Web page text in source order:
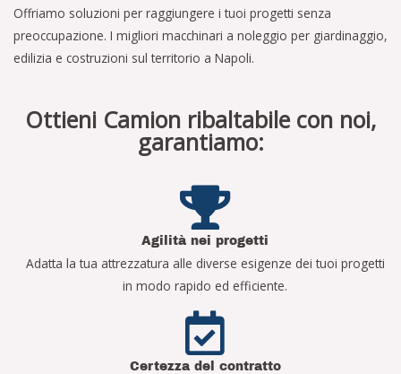
Offriamo soluzioni per raggiungere i tuoi progetti senza
preoccupazione. I migliori macchinari a noleggio per giardinaggio,
edilizia e costruzioni sul territorio a Napoli.
Ottieni Camion ribaltabile con noi,
garantiamo:
Agilità nei progetti
Adatta la tua attrezzatura alle diverse esigenze dei tuoi progetti
in modo rapido ed efficiente.
Certezza del contratto